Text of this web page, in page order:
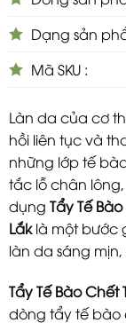
Dạng sản
Mã SKU :
Làn da của cơ
hồi liên tục và
những lớp tế
tắc lỗ chân
dụng Tẩy Tế
Lắk là một bước
làn da sáng
Tẩy Tế Bào
dòng tẩy tế bào